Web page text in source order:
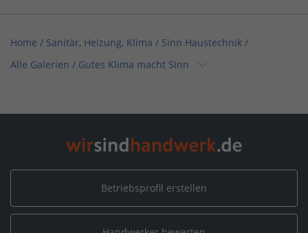
Home / Sanitär, Heizung, Klima / Sinn Haustechnik /
Alle Galerien / Gutes Klima macht Sinn
Sinn Haustechnik / Alle Galerien / Gutes Klima macht Sinn
Sanitär, Heizung, Klima / Heizungsbau & Klimatechnik
/ Sinn Haustechnik / Alle Galerien / Gutes Klima macht Sinn
Sanitär, Heizung, Klima / Bad & Sanitär
Sinn Haustechnik / Alle Galerien / Gutes Klima macht Sinn
Betriebsprofil erstellen